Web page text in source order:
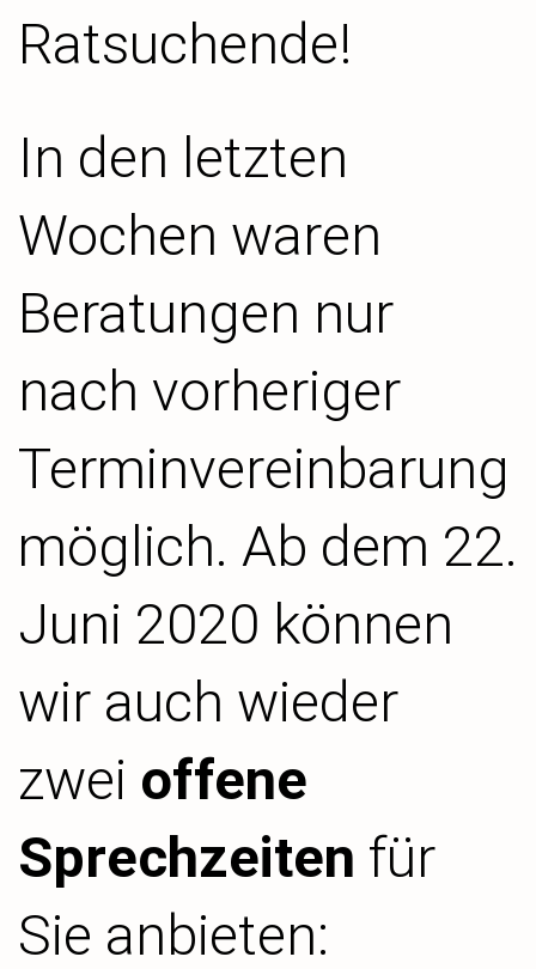
Ratsuchende!
In den letzten
Wochen waren
Beratungen nur
nach vorheriger
Terminvereinbarung
möglich. Ab dem 22.
Juni 2020 können
wir auch wieder
zwei offene
Sprechzeiten für
Sie anbieten: